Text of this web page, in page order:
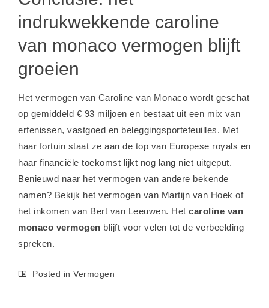
indrukwekkende caroline
van monaco vermogen blijft
groeien
Het vermogen van Caroline van Monaco wordt geschat
op gemiddeld € 93 miljoen en bestaat uit een mix van
erfenissen, vastgoed en beleggingsportefeuilles. Met
haar fortuin staat ze aan de top van Europese royals en
haar financiële toekomst lijkt nog lang niet uitgeput.
Benieuwd naar het vermogen van andere bekende
namen? Bekijk het vermogen van Martijn van Hoek of
het inkomen van Bert van Leeuwen. Het caroline van
monaco vermogen blijft voor velen tot de verbeelding
spreken.
Posted in Vermogen